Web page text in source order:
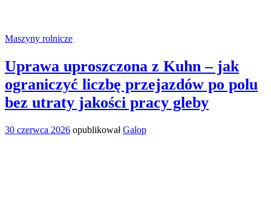
Maszyny rolnicze
Uprawa uproszczona z Kuhn – jak
ograniczyć liczbę przejazdów po polu
bez utraty jakości pracy gleby
30 czerwca 2026 opublikowałGalop